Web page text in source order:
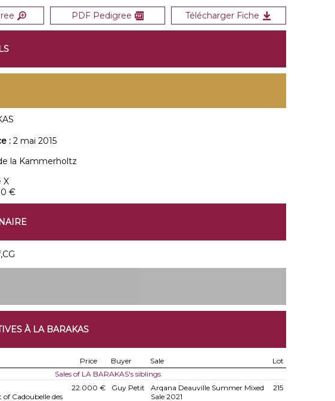
PDF Pedigree Télécharger Fiche
: 2 mai 2015
la Kammerholtz
X
€
À LA BARAKAS
Price Buyer Sale
Lot
Sales of LA BARAKAS's siblings
Cadoubelle des
22.000 € Guy Petit
Arqana Deauville Summer Mixed
Sale 2021
215